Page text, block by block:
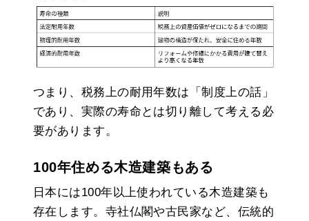
つまり、税務上の耐用年数は「制度上の話」
であり、実際の寿命とは切り離して考える必
要があります。
100年住める木造建築もある
日本には100年以上使われている木造建築も
存在します。寺社仏閣や古民家など、伝統的